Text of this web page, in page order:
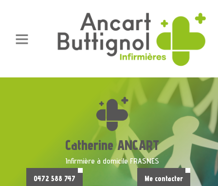
Catherine ANCART
Infirmière à domicile FRASNES
Me contacter
0472 588 747